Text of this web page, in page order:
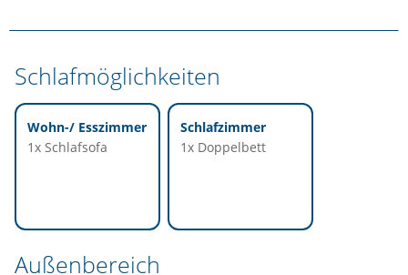
Schlafmöglichkeiten
Wohn-/ Esszimmer
1x Schlafsofa
Schlafzimmer
1x Doppelbett
Außenbereich